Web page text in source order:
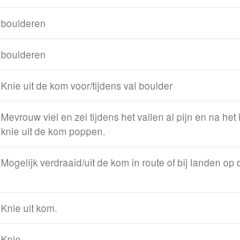
boulderen
boulderen
Knie uit de kom voor/tijdens val boulder
Mevrouw viel en zei tijdens het vallen al pijn en na
knie uit de kom poppen.
Mogelijk verdraaid/uit de kom in route of bij landen op
Knie uit kom.